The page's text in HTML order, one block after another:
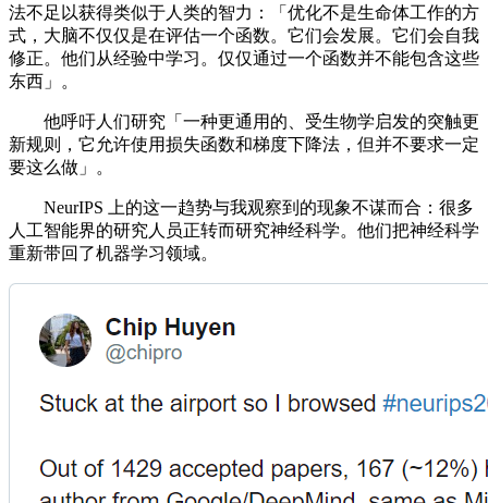
法不足以获得类似于人类的智力：「优化不是生命体工作的方
式，大脑不仅仅是在评估一个函数。它们会发展。它们会自我
修正。他们从经验中学习。仅仅通过一个函数并不能包含这些
东西」。
他呼吁人们研究「一种更通用的、受生物学启发的突触更
新规则，它允许使用损失函数和梯度下降法，但并不要求一定
要这么做」。
NeurIPS 上的这一趋势与我观察到的现象不谋而合：很多
人工智能界的研究人员正转而研究神经科学。他们把神经科学
重新带回了机器学习领域。